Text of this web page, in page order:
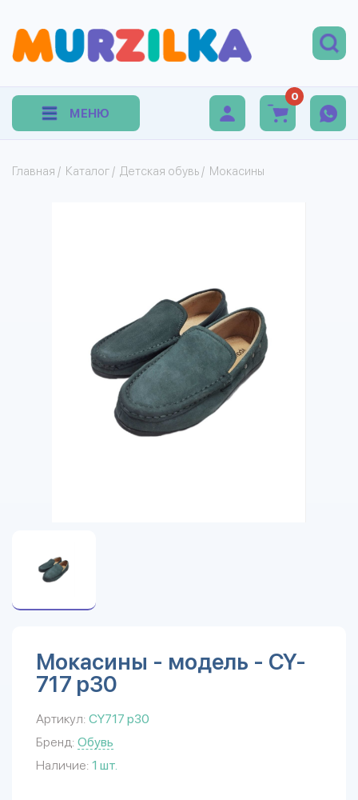
МЕНЮ
0
Главная / Каталог / Детская обувь / Мокасины
Мокасины - модель - CY-
717 р30
Артикул: CY717 р30
Бренд: Обувь
Наличие: 1 шт.